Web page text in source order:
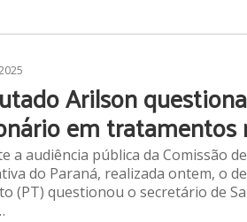
Arilson
em tratamentos
a audiência pública da Comissão
do Paraná, realizada ontem, o
(PT) questionou o secretário de